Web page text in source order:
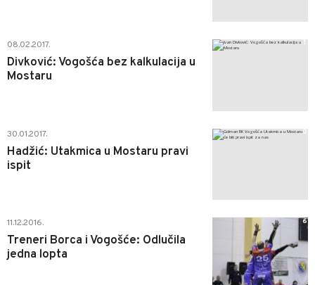
08.02.2017.
Divković: Vogošća bez kalkulacija u
Mostaru
1
30.01.2017.
Hadžić: Utakmica u Mostaru pravi
ispit
0
11.12.2016.
Treneri Borca i Vogošće: Odlučila
jedna lopta
6